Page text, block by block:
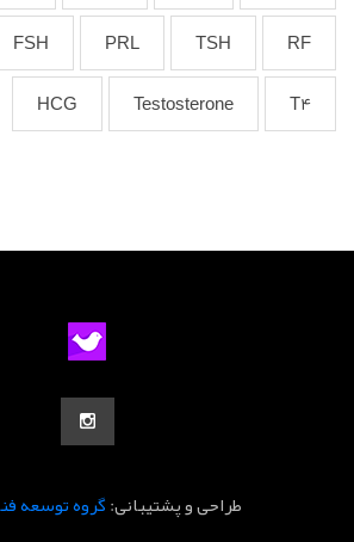
RF
TSH
PRL
FSH
T4
Testosterone
HCG
طراحی و پشتیبانی:گروه توسعه